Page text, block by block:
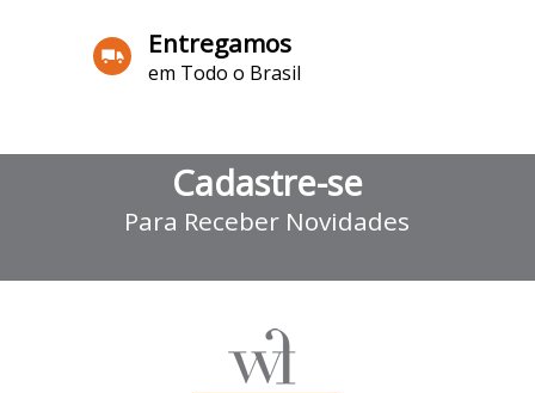
Entregamos
em Todo o Brasil
Cadastre-se
Para Receber Novidades